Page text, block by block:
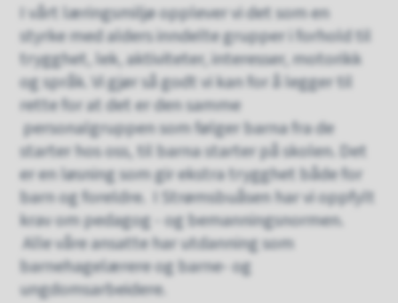
I vårt læringsmiljø opplever vi det som en
styrke med alders inndelte grupper i forhold til
trygghet, lek, aktiviteter, interesser, motorikk
og språk. Vi gjør så godt vi kan for å legger til
rette for at det er den samme
personalgruppen som følger barna fra de
starter hos oss, til barna starter på skolen. Det
er en løsning som gir ekstra trygghet både for
barn og foreldre. I Strømsbuåsen har vi oppfylt
krav om pedagog - og bemanningsnormen.
Alle våre ansatte har utdanning som
barnehagelærere og barne- og
ungdomsarbeidere.